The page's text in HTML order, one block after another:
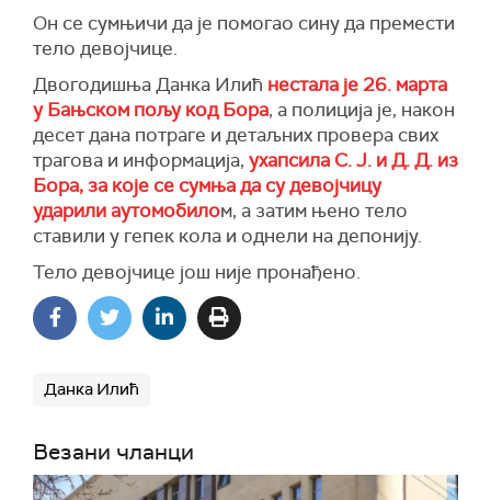
Он се сумњичи да је помогао сину да премести
тело девојчице.
Двогодишња Данка Илић нестала је 26. марта
у Бањском пољу код Бора, а полиција је, након
десет дана потраге и детаљних провера свих
трагова и информација, ухапсила С. Ј. и Д. Д. из
Бора, за које се сумња да су девојчицу
ударили аутомобилом, а затим њено тело
ставили у гепек кола и однели на депонију.
Тело девојчице још није пронађено.
Данка Илић
Везани чланци